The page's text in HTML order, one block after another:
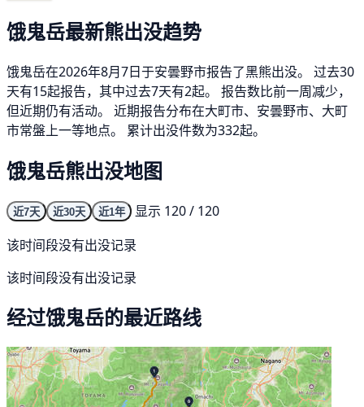
饿鬼岳最新熊出没趋势
饿鬼岳在2026年8月7日于安曇野市报告了黑熊出没。 过去30
天有15起报告，其中过去7天有2起。 报告数比前一周减少，
但近期仍有活动。 近期报告分布在大町市、安曇野市、大町
市常盤上一等地点。 累计出没件数为332起。
饿鬼岳熊出没地图
近7天 近30天 近1年
显示 120 / 120
该时间段没有出没记录
该时间段没有出没记录
经过饿鬼岳的最近路线